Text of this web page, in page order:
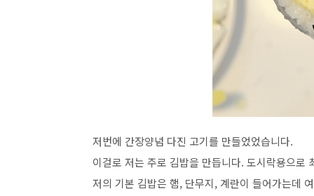
저번에 간장양념 다진 고기를 만들었었습니다.
이걸로 저는 주로 김밥을 만듭니다. 도시락용으로
저의 기본 김밥은 햄, 단무지, 계란이 들어가는데